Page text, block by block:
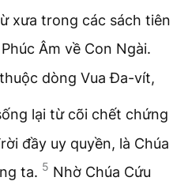
xưa trong các sách tiên
Âm về Con Ngài.
dòng Vua Đa-vít,
lại từ cõi chết chứng
đầy uy quyền, là Chúa
ta. 5 Nhờ Chúa Cứu